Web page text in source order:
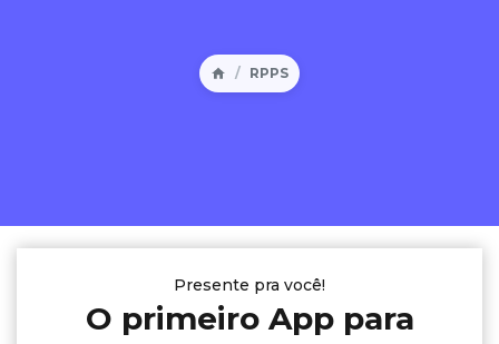
RPPS
Presente pra você!
O primeiro App para